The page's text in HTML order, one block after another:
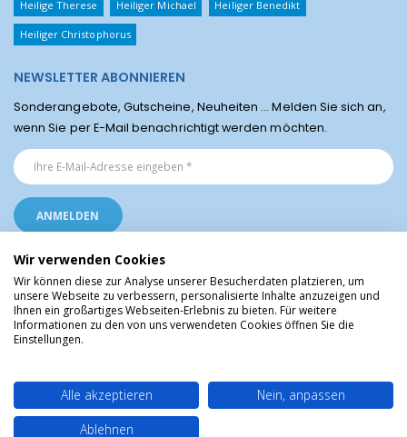
Heilige Therese Heiliger Michael Heiliger Benedikt
Heiliger Christophorus
NEWSLETTER ABONNIEREN
Sonderangebote, Gutscheine, Neuheiten ... Melden Sie sich an,
wenn Sie per E-Mail benachrichtigt werden möchten.
Religiöse Artikel aus Lourdes © Christliche Geschenke und Devotionalien aus
dem Heiligtum von Lourdes, Frankreich
Wir verwenden Cookies
Wir können diese zur Analyse unserer Besucherdaten platzieren, um
unsere Webseite zu verbessern, personalisierte Inhalte anzuzeigen und
Ihnen ein großartiges Webseiten-Erlebnis zu bieten. Für weitere
Informationen zu den von uns verwendeten Cookies öffnen Sie die
Einstellungen.
Alle akzeptieren
Nein, anpassen
Ablehnen